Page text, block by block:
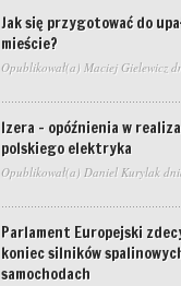
Jak się przygotować do
mieście?
Opublikował(a) Maciej Gielewicz
Izera – opóźnienia w
polskiego elektryka
Opublikował(a) Daniel Kurylak
Parlament Europejski
koniec silników
samochodach